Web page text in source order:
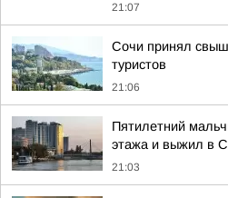
21:07
Сочи принял
туристов
21:06
Пятилетний
этажа и выжил в
21:03